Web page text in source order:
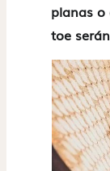
planas o
toe